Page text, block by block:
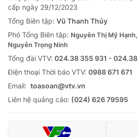
cấp ngày 29/12/2023
Tổng Biên tập: Vũ Thanh Thủy
Phó Tổng Biên tập: Nguyễn Thị Mỹ
Nguyễn Trọng Ninh
Tổng đài VTV: 024.38 355 931 -
Ðiện thoại Thời báo VTV: 0988 671 671
Email: toasoan@vtv.vn
Liên hệ quảng cáo: (024) 626 79595